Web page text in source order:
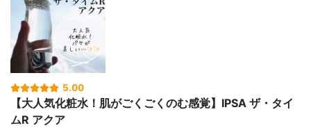
5.00
【大人気化粧水！肌がごくごくのむ感覚】IPSA ザ・タイ
ムR アクア